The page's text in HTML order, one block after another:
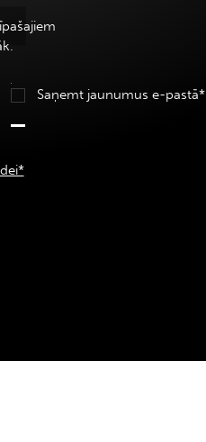
Saņemt jaunumus e-pastā*